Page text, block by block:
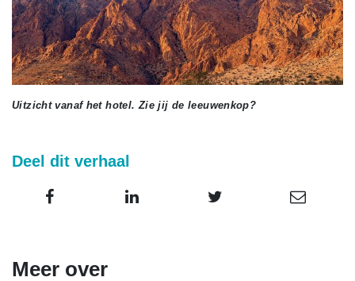
Uitzicht vanaf het hotel. Zie jij de leeuwenkop?
Deel dit verhaal
Meer over